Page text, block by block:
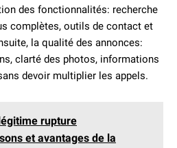
des fonctionnalités: recherche
complètes, outils de contact et
la qualité des annonces:
clarté des photos, informations
devoir multiplier les appels.
rupture
et avantages de la